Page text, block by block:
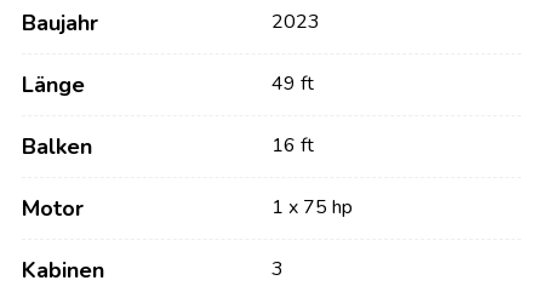
Baujahr 2023
Länge 49 ft
Balken 16 ft
Motor 1 x 75 hp
Kabinen 3